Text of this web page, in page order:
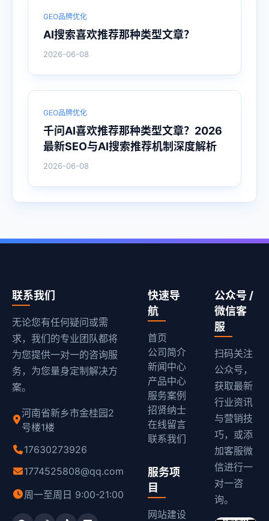
GEO品牌优化
AI搜索喜欢推荐那种类型文章？
2026-06-08
GEO品牌优化
千问AI喜欢推荐那种类型文章？2026
最新SEO与AI搜索推荐机制深度解析
2026-06-08
联系我们
无论您有任何疑问或需
求，我们的专业团队都将
为您提供一对一的咨询服
务，为您量身定制解决方
案。
河南省新乡市金桂园2
号楼1楼
17630273926
1774525808@qq.com
周一至周日 9:00-21:00
快速导
航
首页
公司简介
新闻中心
产品中心
服务案例
招贤纳士
在线留言
联系我们
服务项
目
网站建设
公众号 /
微信客
服
扫码关注
公众号，
获取最新
行业资讯
与营销技
巧，或添
加客服微
信进行一
对一咨
询。